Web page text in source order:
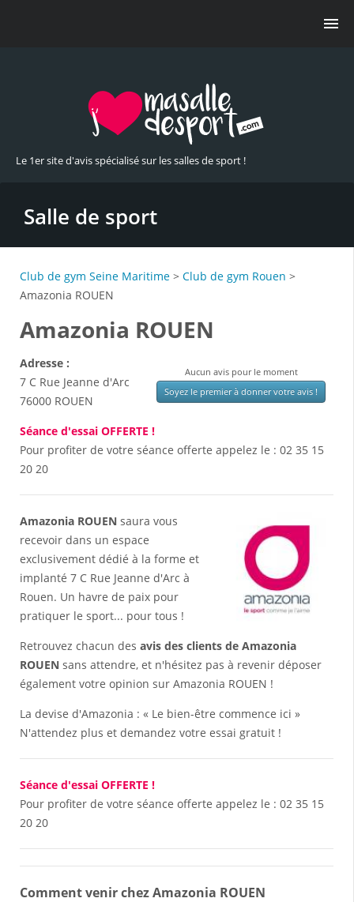
Le 1er site d'avis spécialisé sur les salles de sport !
Salle de sport
Club de gym Seine Maritime > Club de gym Rouen >
Amazonia ROUEN
Amazonia ROUEN
Aucun avis pour le moment
Soyez le premier à donner votre avis !
Adresse :
7 C Rue Jeanne d'Arc
76000 ROUEN
Séance d'essai OFFERTE !
Pour profiter de votre séance offerte appelez le : 02 35 15
20 20
Amazonia ROUEN saura vous
recevoir dans un espace
exclusivement dédié à la forme et
implanté 7 C Rue Jeanne d'Arc à
Rouen. Un havre de paix pour
pratiquer le sport... pour tous !
Retrouvez chacun des avis des clients de Amazonia
ROUEN sans attendre, et n'hésitez pas à revenir déposer
également votre opinion sur Amazonia ROUEN !
La devise d'Amazonia : « Le bien-être commence ici »
N'attendez plus et demandez votre essai gratuit !
Séance d'essai OFFERTE !
Pour profiter de votre séance offerte appelez le : 02 35 15
20 20
Comment venir chez Amazonia ROUEN